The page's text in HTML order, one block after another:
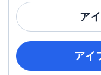
ア
アイ